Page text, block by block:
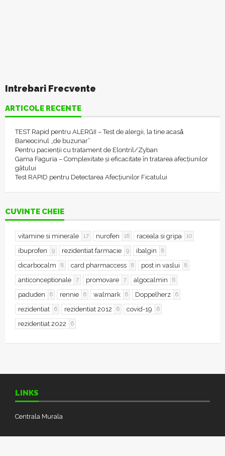
Intrebari Frecvente
ARTICOLE RECENTE
TEST Rapid pentru ALERGII – Test de alergii, la tine acasǎ
Baneocinul „de buzunar”
Pentru pacienții cu tratament de Elontril/Zyban
Gama Faguria – Complexitate și eficacitate în tratarea afecțiunilor
gâtului
Test RAPID pentru Detectarea Afecțiunilor Ficatului
CUVINTE CHEIE
vitamine si minerale 17 nurofen 16 raceala si gripa 10
ibuprofen 9 rezidentiat farmacie 9 ibalgin 8
dicarbocalm 8 card pharmaccess 8 post in vaslui 8
anticonceptionale 7 promovare 7 algocalmin 6
paduden 6 rennie 6 walmark 6 Doppelherz 6
rezidentiat 6 rezidentiat 2012 6 covid-19 6
rezidentiat 2022 6
LINKS
Centrala Murala